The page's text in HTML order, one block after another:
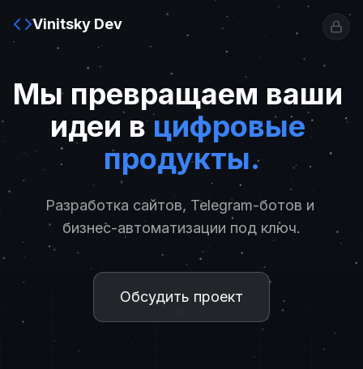
Vinitsky Dev
Мы превращаем ваши
идеи в цифровые
продукты.
Разработка сайтов, Telegram-ботов и
бизнес-автоматизации под ключ.
Обсудить проект